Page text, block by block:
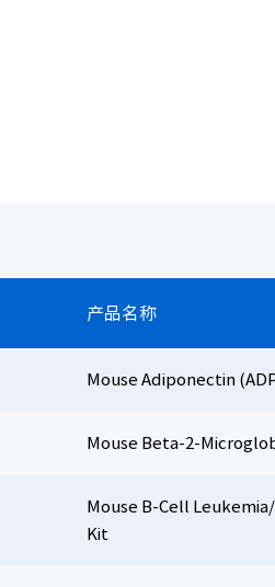
产品名称
Mouse Adiponectin
Mouse Beta-2-
Mouse B-Cell
Kit